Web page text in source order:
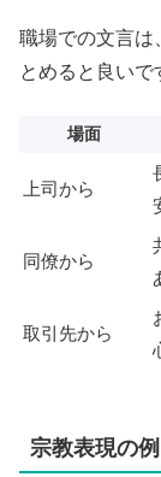
職場での文言は
とめると良いで
場面
上司から
同僚から
取引先から
宗教表現の例